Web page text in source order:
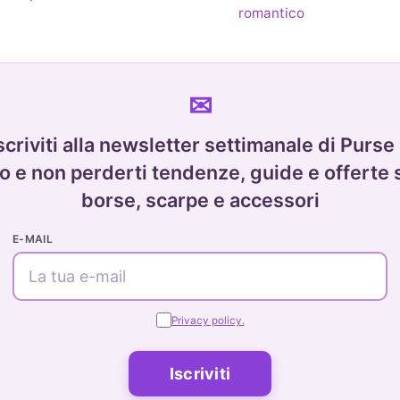
romantico
alla newsletter settimanale di Purse
e non perderti tendenze, guide e offerte
borse, scarpe e accessori
E-MAIL
Privacy policy.